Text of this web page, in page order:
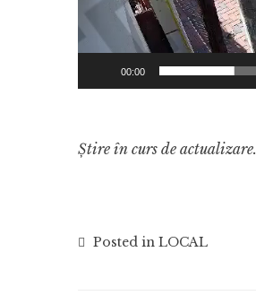
00:00
Știre în curs de actualizare.
Posted in LOCAL